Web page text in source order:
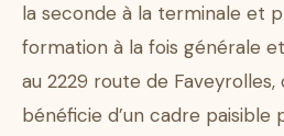
la seconde à la terminale et
formation à la fois générale
au 2229 route de
bénéficie d’un cadre paisible